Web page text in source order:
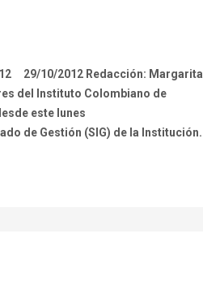
29/10/2012 Redacción: Margarita
del Instituto Colombiano de
este lunes
de Gestión (SIG) de la Institución.